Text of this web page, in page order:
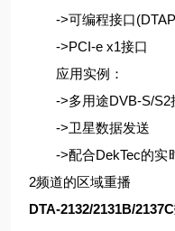
->可编程接口
->PCI-e x1接口
应用实例：
->多用途DVB-S/S2
->卫星数据发送
->配合DekTec的实
2频道的区域重播
DTA-2132/2131B/2137C